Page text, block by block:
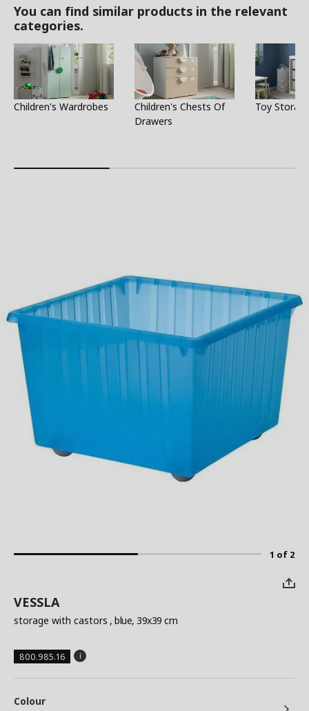
You can find similar products in the relevant
categories.
Children's Wardrobes
Children's Chests Of
Drawers
Toy
1 of 2
VESSLA
storage with castors , blue, 39x39 cm
800.985.16
Colour